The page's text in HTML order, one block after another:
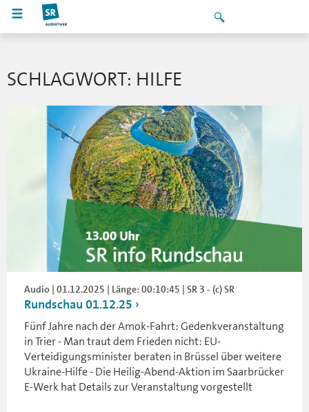
SCHLAGWORT: HILFE
Audio | 01.12.2025 | Länge: 00:10:45 | SR 3 - (c) SR
Rundschau 01.12.25
Fünf Jahre nach der Amok-Fahrt: Gedenkveranstaltung
in Trier - Man traut dem Frieden nicht: EU-
Verteidigungsminister beraten in Brüssel über weitere
Ukraine-Hilfe - Die Heilig-Abend-Aktion im Saarbrücker
E-Werk hat Details zur Veranstaltung vorgestellt